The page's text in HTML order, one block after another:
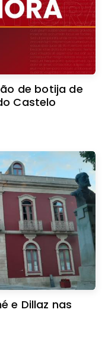
de botija de
Castelo
e Dillaz nas